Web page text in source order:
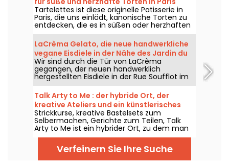
Tartelettes ist diese originelle Patisserie in
Paris, die uns einlädt, kanonische Torten zu
entdecken, die es in süßen oder herzhaften
Varianten gibt. Das ist eine Adresse, bei der
sich alle einig sind!
LaCrèma Gelato, die neue handwerkliche
vegane Eisdiele in der Nähe des Jardin du
Luxembourg und des Panthéon
Wir sind durch die Tür von LaCrèma
gegangen, der neuen handwerklich
hergestellten Eisdiele in der Rue Soufflot im
5. Arrondissement von Paris, seit April 2026
geöffnet. Hinter der Theke stehen Roberta
und ihre hausgemachten pflanzlichen
Gelatos, die Maßstäbe setzen. Wir sagen
Ihnen alles!
Talk Arty to Me : der hybride Ort, der
kreative Ateliers und ein künstlerisches
Restaurant im Marais verbindet.
Strickkurse, kreative Bastelsets zum
Selbermachen, Gerichte zum Teilen, Talk
Arty to Me ist ein hybrider Ort, zu dem man
gleichermaßen kommt, um zu gestalten wie
um zu genießen – zwischen künstlerischen
Workshops und einem lässigen Saison-
Restaurant.
Verfeinern Sie Ihre Suche